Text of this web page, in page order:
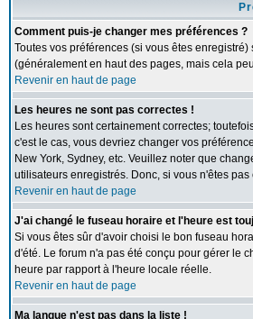
Comment puis-je changer mes préférences ?
Toutes vos préférences (si vous êtes
(généralement en haut des pages, mais cela
Revenir en haut de page
Les heures ne sont pas correctes !
Les heures sont certainement correctes;
c'est le cas, vous devriez changer vos
New York, Sydney, etc. Veuillez noter que
utilisateurs enregistrés. Donc, si vous n'êtes
Revenir en haut de page
J'ai changé le fuseau horaire et l'heure est
Si vous êtes sûr d'avoir choisi le bon fuseau
d'été. Le forum n'a pas été conçu pour gérer le
heure par rapport à l'heure locale réelle.
Revenir en haut de page
Ma langue n'est pas dans la liste !